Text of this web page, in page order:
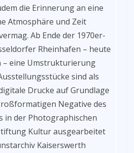
die Erinnerung an eine
Atmosphäre und Zeit
Ab Ende der 1970er-
Rheinhafen – heute
– eine Umstrukturierung
sind als
Drucke auf Grundlage
Negative des
in der Photographischen
Kultur ausgearbeitet
Kaiserswerth